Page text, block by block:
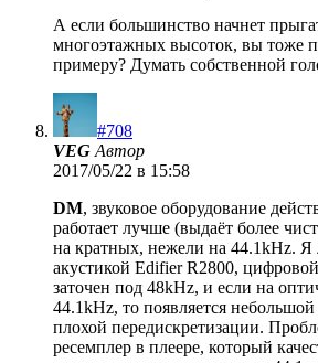
А если большинство начнет
многоэтажных высоток, вы тоже
примеру? Думать собственной
#708
VEG Автор
2017/05/22 в 15:58
DM, звуковое оборудование
работает лучше (выдаёт более
на кратных, нежели на 44.1kHz. Я
акустикой Edifier R2800,
заточен под 48kHz, и если на
44.1kHz, то появляется
плохой передискретизации.
ресемплер в плеере, который